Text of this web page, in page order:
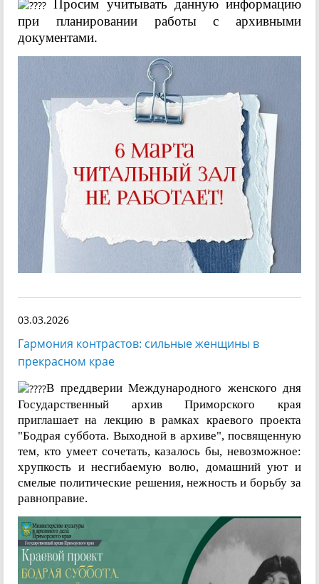
Просим учитывать данную информацию
при планировании работы с архивными
документами.
03.03.2026
Гармония контрастов: сильные женщины в
прекрасном крае
В преддверии Международного женского дня
Государственный архив Приморского края
приглашает на лекцию в рамках краевого проекта
"Бодрая суббота. Выходной в архиве", посвященную
тем, кто умеет сочетать, казалось бы, невозможное:
хрупкость и несгибаемую волю, домашний уют и
смелые политические решения, нежность и борьбу за
равноправие.